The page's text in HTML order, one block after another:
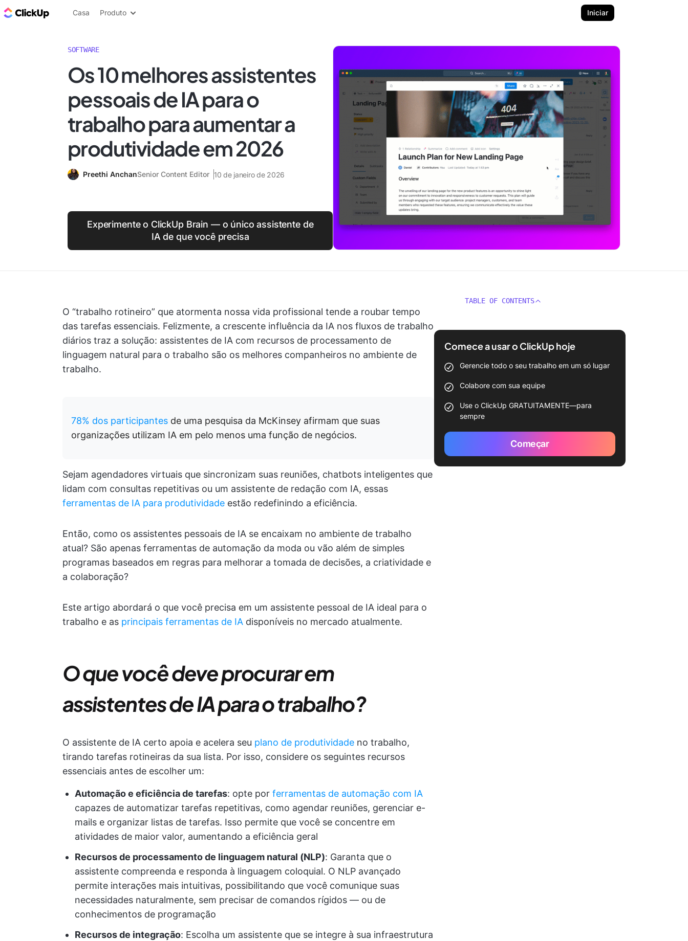
ClickUp Blogue
Casa Produto Iniciar
SOFTWARE
Os 10 melhores assistentes
pessoais de IA para o
trabalho para aumentar a
produtividade em 2026
Preethi AnchanSenior Content Editor 10 de janeiro de 2026
Experimente o ClickUp Brain — o único assistente de
IA de que você precisa
O “trabalho rotineiro” que atormenta nossa vida profissional tende a roubar tempo
das tarefas essenciais. Felizmente, a crescente influência da IA nos fluxos de trabalho
diários traz a solução: assistentes de IA com recursos de processamento de
linguagem natural para o trabalho são os melhores companheiros no ambiente de
trabalho.
78% dos participantes de uma pesquisa da McKinsey afirmam que suas
organizações utilizam IA em pelo menos uma função de negócios.
Sejam agendadores virtuais que sincronizam suas reuniões, chatbots inteligentes que
lidam com consultas repetitivas ou um assistente de redação com IA, essas
ferramentas de IA para produtividade estão redefinindo a eficiência.
Então, como os assistentes pessoais de IA se encaixam no ambiente de trabalho
atual? São apenas ferramentas de automação da moda ou vão além de simples
programas baseados em regras para melhorar a tomada de decisões, a criatividade e
a colaboração?
Este artigo abordará o que você precisa em um assistente pessoal de IA ideal para o
trabalho e as principais ferramentas de IA disponíveis no mercado atualmente.
O que você deve procurar em
assistentes de IA para o trabalho?
O assistente de IA certo apoia e acelera seu plano de produtividade no trabalho,
tirando tarefas rotineiras da sua lista. Por isso, considere os seguintes recursos
essenciais antes de escolher um:
Automação e eficiência de tarefas: opte por ferramentas de automação com IA
capazes de automatizar tarefas repetitivas, como agendar reuniões, gerenciar e-
mails e organizar listas de tarefas. Isso permite que você se concentre em
atividades de maior valor, aumentando a eficiência geral
Recursos de processamento de linguagem natural (NLP): Garanta que o
assistente compreenda e responda à linguagem coloquial. O NLP avançado
permite interações mais intuitivas, possibilitando que você comunique suas
necessidades naturalmente, sem precisar de comandos rígidos — ou de
conhecimentos de programação
Recursos de integração: Escolha um assistente que se integre à sua infraestrutura
TABLE OF CONTENTS
Comece a usar o ClickUp hoje
Gerencie todo o seu trabalho em um só lugar
Colabore com sua equipe
Use o ClickUp GRATUITAMENTE—para
sempre
Começar